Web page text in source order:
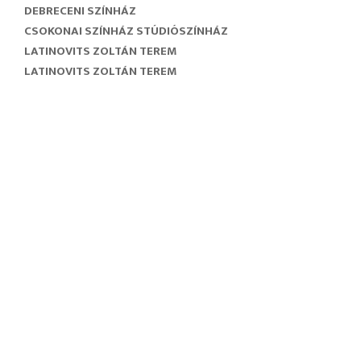
DEBRECENI SZÍNHÁZ
CSOKONAI SZÍNHÁZ STÚDIÓSZÍNHÁZ
LATINOVITS ZOLTÁN TEREM
LATINOVITS ZOLTÁN TEREM